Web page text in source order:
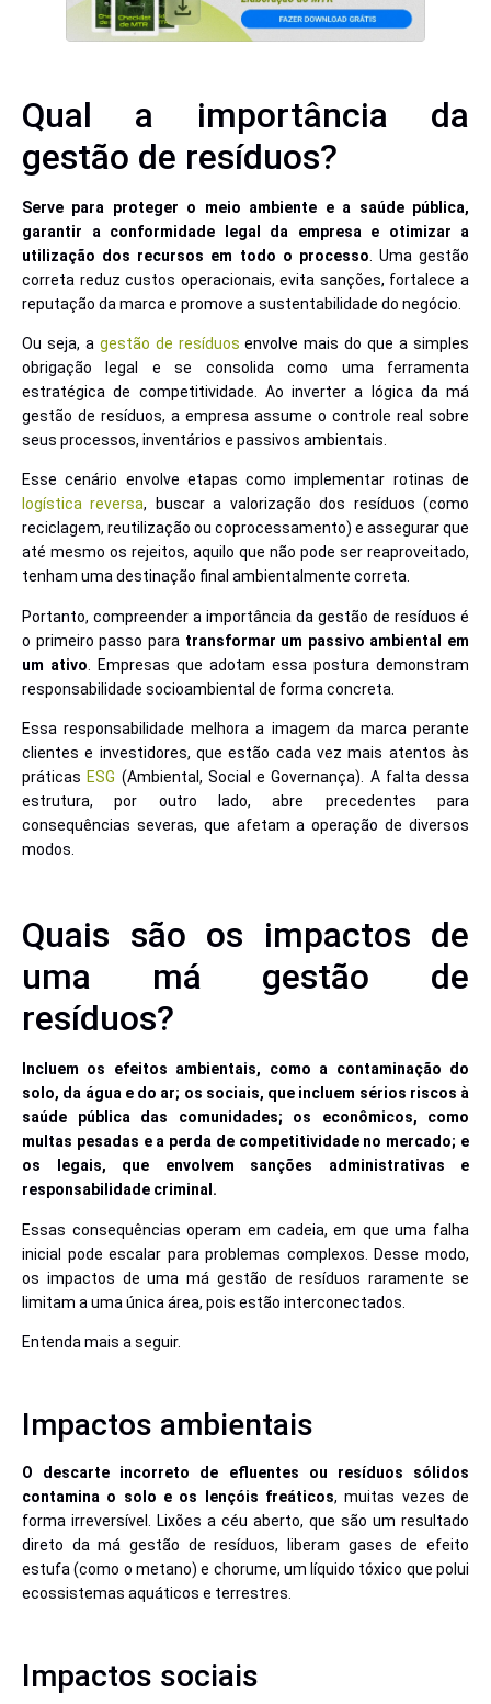
Qual a importância da
gestão de resíduos?
Serve para proteger o meio ambiente e a saúde pública,
garantir a conformidade legal da empresa e otimizar a
utilização dos recursos em todo o processo . Uma gestão
correta reduz custos operacionais, evita sanções, fortalece a
reputação da marca e promove a sustentabilidade do negócio.
Ou seja, a gestão de resíduos envolve mais do que a simples
obrigação legal e se consolida como uma ferramenta
estratégica de competitividade. Ao inverter a lógica da má
gestão de resíduos, a empresa assume o controle real sobre
seus processos, inventários e passivos ambientais.
Esse cenário envolve etapas como implementar rotinas de
logística reversa, buscar a valorização dos resíduos (como
reciclagem, reutilização ou coprocessamento) e assegurar que
até mesmo os rejeitos, aquilo que não pode ser reaproveitado,
tenham uma destinação final ambientalmente correta.
Portanto, compreender a importância da gestão de resíduos é
o primeiro passo para transformar um passivo ambiental em
um ativo . Empresas que adotam essa postura demonstram
responsabilidade socioambiental de forma concreta.
Essa responsabilidade melhora a imagem da marca perante
clientes e investidores, que estão cada vez mais atentos às
práticas ESG (Ambiental, Social e Governança). A falta dessa
estrutura, por outro lado, abre precedentes para
consequências severas, que afetam a operação de diversos
modos.
Quais são os impactos de
uma má gestão de
resíduos?
Incluem os efeitos ambientais, como a contaminação do
solo, da água e do ar; os sociais, que incluem sérios riscos à
saúde pública das comunidades; os econômicos, como
multas pesadas e a perda de competitividade no mercado; e
os legais, que envolvem sanções administrativas e
responsabilidade criminal.
Essas consequências operam em cadeia, em que uma falha
inicial pode escalar para problemas complexos. Desse modo,
os impactos de uma má gestão de resíduos raramente se
limitam a uma única área, pois estão interconectados.
Entenda mais a seguir.
Impactos ambientais
O descarte incorreto de efluentes ou resíduos sólidos
contamina o solo e os lençóis freáticos, muitas vezes de
forma irreversível. Lixões a céu aberto, que são um resultado
direto da má gestão de resíduos, liberam gases de efeito
estufa (como o metano) e chorume, um líquido tóxico que polui
ecossistemas aquáticos e terrestres.
Impactos sociais